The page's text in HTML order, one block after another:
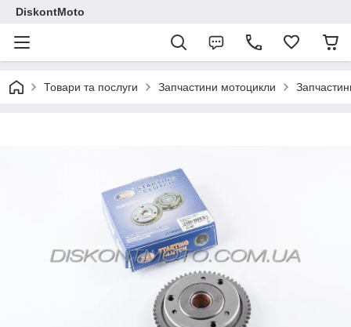
DiskontMoto
Товари та послуги Запчастини мотоцикли